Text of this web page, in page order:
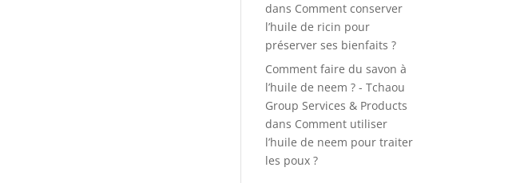
dans Comment conserver
l’huile de ricin pour
préserver ses bienfaits ?
Comment faire du savon à
l’huile de neem ? - Tchaou
Group Services & Products
dans Comment utiliser
l’huile de neem pour traiter
les poux ?